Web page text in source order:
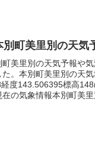
別町美里別の天気
町美里別の天気予報や
た。本別町美里別の天
度143.506395標高
の気象情報本別町美里